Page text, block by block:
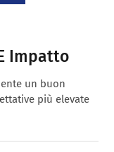
Impatto
un buon
più elevate